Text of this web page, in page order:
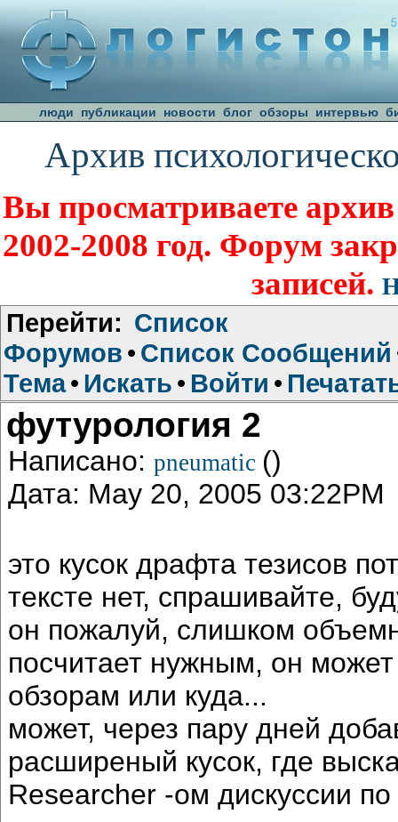
люди публикации новости блог обзоры интервью
Архив
Вы просматриваете
2002-2008 год. Форум
записей.
Перейти: Список
Форумов • Список Сообщений
Тема• Искать • Войти •
футурология 2
Написано: pneumatic ()
Дата: May 20, 2005 03:22PM
это кусок драфта тезисов
тексте нет, спрашивайте,
он пожалуй, слишком
посчитает нужным, он может
обзорам или куда...
может, через пару дней
расширеный кусок, где
Researcher -ом дискуссии